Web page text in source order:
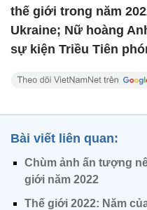
thế giới trong năm
Ukraine; Nữ hoàng
sự kiện Triều Tiên
Bài viết liên quan:
Chùm ảnh ấn tượng
giới năm 2022
Thế giới 2022: Năm